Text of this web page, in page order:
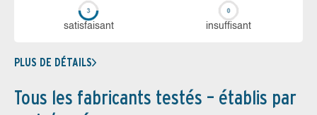
sa­tis­fai­sant in­suf­fi­sant
PLUS DE DÉTAILS
Tous les fabricants testés – établis par